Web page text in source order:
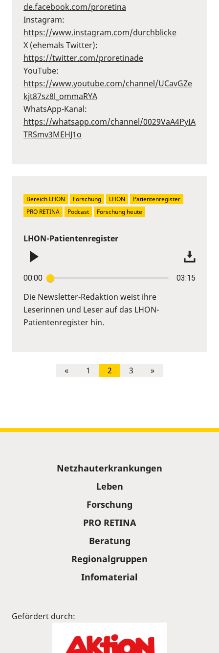
de.facebook.com/proretina⁠
Instagram:
⁠https://www.instagram.com/durchblicke⁠
X (ehemals Twitter):
⁠https://twitter.com/proretinade⁠
YouTube:
⁠https://www.youtube.com/channel/UCavGZe
kjt87sz8l_ommaRYA⁠
WhatsApp-Kanal:
⁠https://whatsapp.com/channel/0029VaA4PyIA
TRSmv3MEHJ1o⁠
LHON-Patientenregister
00:00 03:15
Die Newsletter-Redaktion weist ihre
Leserinnen und Leser auf das LHON-
Patientenregister hin.
Bereich LHON Forschung LHON
Patientenregister
PRO RETINA
Podcast Forschung heute
« 1 2 3 »
Netzhauterkrankungen
Leben
Forschung
PRO RETINA
Beratung
Regionalgruppen
Infomaterial
Gefördert durch: